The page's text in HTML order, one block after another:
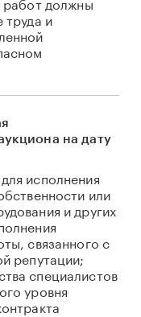
труда и
на дату
исполнения
или
и других
связанного с
репутации;
специалистов
уровня